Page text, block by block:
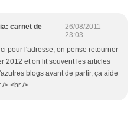
carnet de
26/08/2011
23:03
pour l'adresse, on pense retourner
2012 et on lit souvent les articles
blogs avant de partir, ça aide
/> <br />